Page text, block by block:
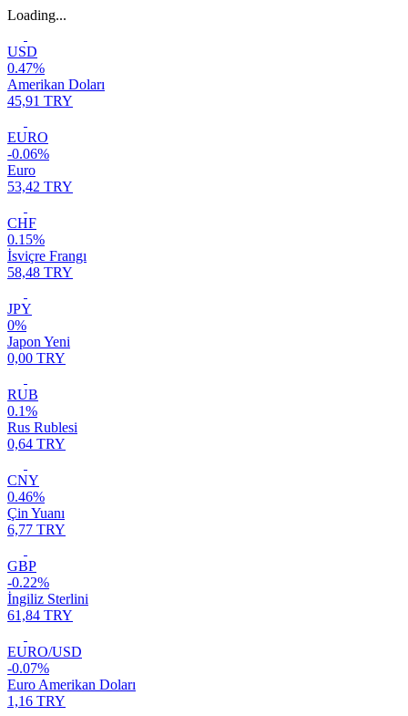
Loading...
USD
0.47%
Amerikan Doları
45,91 TRY
EURO
-0.06%
Euro
53,42 TRY
CHF
0.15%
İsviçre Frangı
58,48 TRY
JPY
0%
Japon Yeni
0,00 TRY
RUB
0.1%
Rus Rublesi
0,64 TRY
CNY
0.46%
Çin Yuanı
6,77 TRY
GBP
-0.22%
İngiliz Sterlini
61,84 TRY
EURO/USD
-0.07%
Euro Amerikan Doları
1,16 TRY